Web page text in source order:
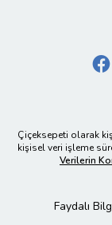
Çiçeksepeti olarak
kişisel veri işleme
Verilerin
Faydalı